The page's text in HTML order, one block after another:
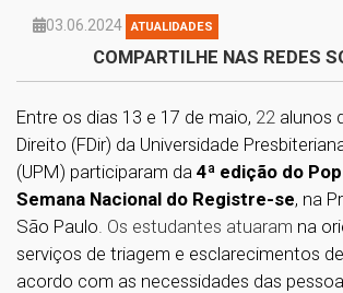
03.06.2024 ATUALIDADES
COMPARTILHE NAS REDES
Entre os dias 13 e 17 de maio, 22 alunos
Direito (FDir) da Universidade
(UPM) participaram da 4ª edição do
Semana Nacional do Registre-se, na
São Paulo . Os estudantes atuaram na
serviços de triagem e esclarecimentos
acordo com as necessidades das